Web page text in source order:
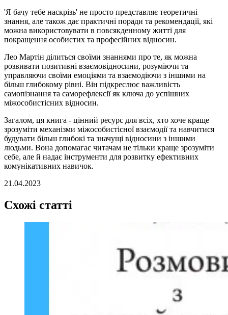
'Я бачу тебе наскрізь' не просто представляє теоретичні
знання, але також дає практичні поради та рекомендації, які
можна використовувати в повсякденному житті для
покращення особистих та професійних відносин.
Лео Мартін ділиться своїми знаннями про те, як можна
розвивати позитивні взаємовідносини, розуміючи та
управляючи своїми емоціями та взаємодіючи з іншими на
більш глибокому рівні. Він підкреслює важливість
самопізнання та саморефлексії як ключа до успішних
міжособистісних відносин.
Загалом, ця книга - цінний ресурс для всіх, хто хоче краще
зрозуміти механізми міжособистісної взаємодії та навчитися
будувати більш глибокі та значущі відносини з іншими
людьми. Вона допомагає читачам не тільки краще зрозуміти
себе, але й надає інструменти для розвитку ефективних
комунікативних навичок.
21.04.2023
Схожі статті